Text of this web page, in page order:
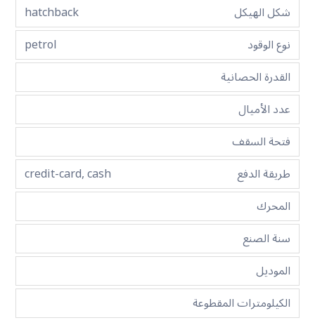
شكل الهيكل
hatchback
نوع الوقود
petrol
القدرة الحصانية
عدد الأميال
فتحة السقف
طريقة الدفع
credit-card, cash
المحرك
سنة الصنع
الموديل
الكيلومترات المقطوعة